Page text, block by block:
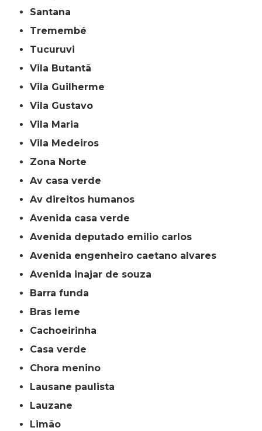
Santana
Tremembé
Tucuruvi
Vila Butantã
Vila Guilherme
Vila Gustavo
Vila Maria
Vila Medeiros
Zona Norte
av casa verde
av direitos humanos
avenida casa verde
avenida deputado emilio carlos
avenida engenheiro caetano alvares
avenida inajar de souza
barra funda
bras leme
cachoeirinha
casa verde
chora menino
lausane paulista
lauzane
limão